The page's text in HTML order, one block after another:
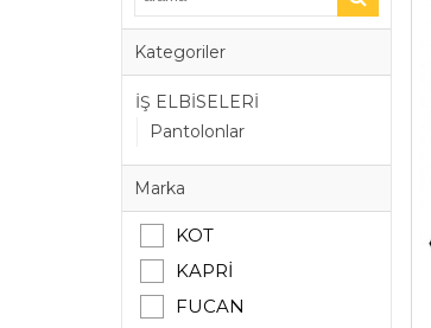
Kategoriler
İŞ ELBİSELERİ
Pantolonlar
Marka
KOT
KAPRİ
FUCAN